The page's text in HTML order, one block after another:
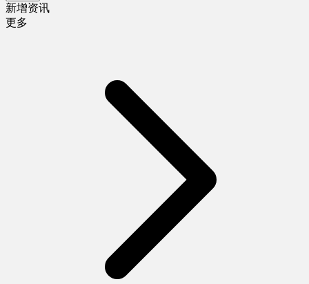
新增资讯
更多